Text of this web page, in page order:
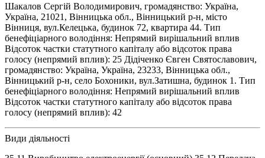
Шакалов Сергій Володимирович, громадянство: Україна,
Україна, 21021, Вінницька обл., Вінницький р-н, місто
Вінниця, вул.Келецька, будинок 72, квартира 44. Тип
бенефіціарного володіння: Непрямий вирішальний вплив
Відсоток частки статутного капіталу або відсоток права
голосу (непрямий вплив): 25 Дідіченко Євген Святославович,
громадянство: Україна, Україна, 23233, Вінницька обл.,
Вінницький р-н, село Бохоники, вул.Затишна, будинок 1. Тип
бенефіціарного володіння: Непрямий вирішальний вплив
Відсоток частки статутного капіталу або відсоток права
голосу (непрямий вплив): 42
Види діяльності